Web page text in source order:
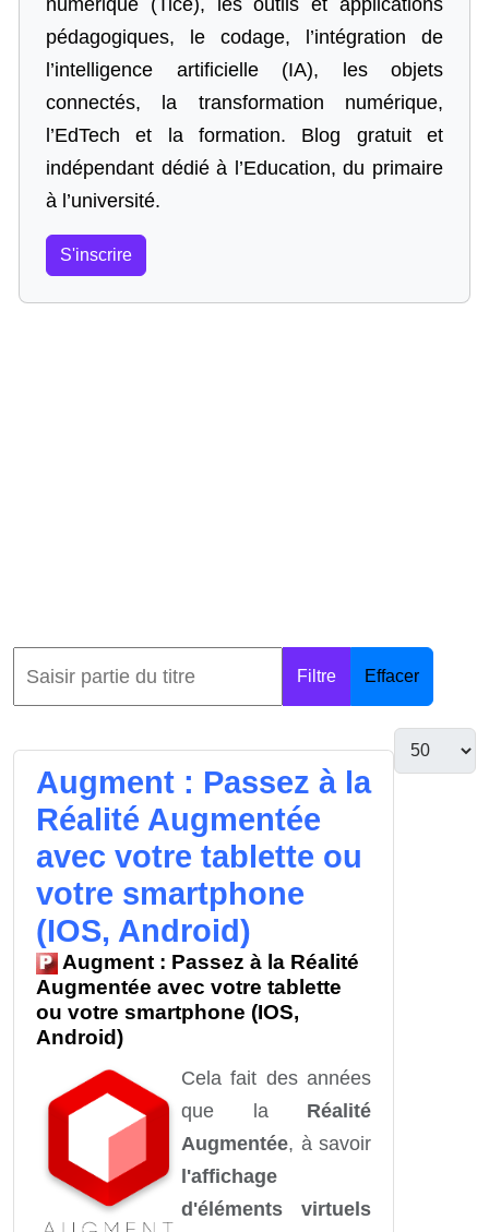
numérique (Tice), les outils et applications
pédagogiques, le codage,
l’intégration de
l’intelligence artificielle (IA), les objets
connectés, la transformation numérique,
l’EdTech et la formation. Blog gratuit et
indépendant dédié à l’Education, du primaire
à l’université.
S'inscrire
Filtre Effacer
Augment : Passez à la
Réalité Augmentée
avec votre tablette ou
votre smartphone
(IOS, Android)
Augment : Passez à la Réalité
Augmentée avec votre tablette
ou votre smartphone (IOS,
Android)
Cela fait des années
que la Réalité
Augmentée, à savoir
l'affichage
d'éléments virtuels